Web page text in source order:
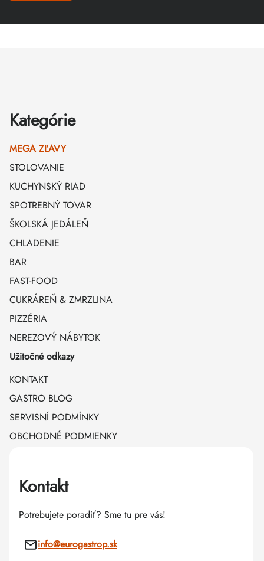
Kategórie
MEGA ZĽAVY
STOLOVANIE
KUCHYNSKÝ RIAD
SPOTREBNÝ TOVAR
ŠKOLSKÁ JEDÁLEŇ
CHLADENIE
BAR
FAST-FOOD
CUKRÁREŇ & ZMRZLINA
PIZZÉRIA
NEREZOVÝ NÁBYTOK
Užitočné odkazy
KONTAKT
GASTRO BLOG
SERVISNÍ PODMÍNKY
OBCHODNÉ PODMIENKY
Kontakt
Potrebujete poradiť? Sme tu pre vás!
info@eurogastrop.sk